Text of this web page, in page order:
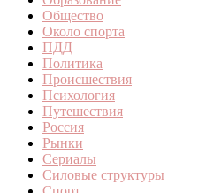
Общество
Около спорта
ПДД
Политика
Происшествия
Психология
Путешествия
Россия
Рынки
Сериалы
Силовые структуры